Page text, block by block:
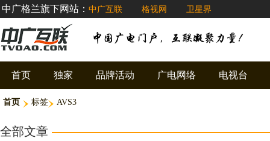
中广格兰旗下网站： 中广互联 格视网 卫星界
首页 独家 品牌活动 广电网络 电视台
首页 标签 AVS3
全部文章